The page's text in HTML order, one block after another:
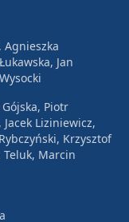
Agnieszka
Jan
Piotr
Jacek Liziniewicz,
Krzysztof
Teluk, Marcin